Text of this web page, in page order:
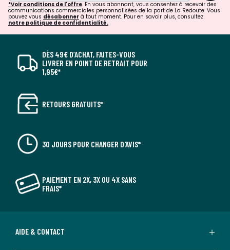
*Voir conditions de l'offre. En vous abonnant, vous consentez à recevoir des
communications commerciales personnalisées de la part de La Redoute. Vous
pouvez vous désabonner à tout moment. Pour en savoir plus, consultez
notre politique de confidentialité.
DÈS 49€ D’ACHAT, FAITES-VOUS
LIVRER EN POINT DE RETRAIT POUR
1,95€*
RETOURS GRATUITS*
30 JOURS POUR CHANGER D'AVIS*
PAIEMENT EN 2X, 3X OU 4X SANS
FRAIS*
AIDE & CONTACT